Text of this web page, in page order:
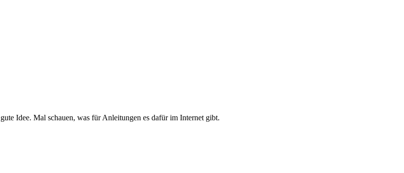
Idee. Mal schauen, was für Anleitungen es dafür im Internet gibt.